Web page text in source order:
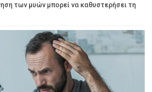
των μυών μπορεί να καθυστερήσει τη